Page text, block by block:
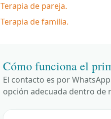
Terapia de pareja.
Terapia de familia.
Cómo funciona el
El contacto es por
opción adecuada dentro de